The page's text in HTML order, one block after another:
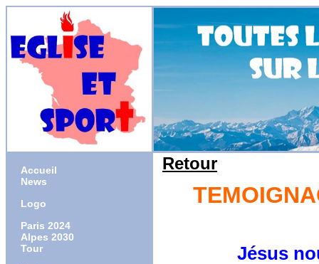
Accueil
News
Logo
Paris 2024
Alpes 2030
Tour
Retour
Jésus nous